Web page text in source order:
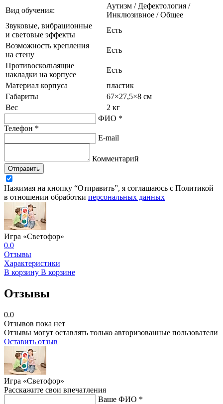
Вид обучения:
Аутизм / Дефектология /
Инклюзивное / Общее
Звуковые, вибрационные
и световые эффекты
Есть
Возможность крепления
на стену
Есть
Противоскользящие
накладки на корпусе
Есть
Материал корпуса
пластик
Габариты
67×27,5×8 см
Вес
2 кг
ФИО *
Телефон *
E-mail
Комментарий
Отправить
Нажимая на кнопку “Отправить”, я соглашаюсь с Политикой
в отношении обработки персональных данных
Игра «Светофор»
0.0
Отзывы
Характеристики
В корзину В корзине
Отзывы
0.0
Отзывов пока нет
Отзывы могут оставлять только авторизованные пользователи
Оставить отзыв
Игра «Светофор»
Расскажите свои впечатления
Ваше ФИО *